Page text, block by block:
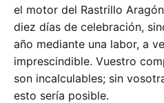
el motor del Rastrillo
diez días de celebración,
año mediante una labor, a
imprescindible. Vuestro
son incalculables; sin
esto sería posible.